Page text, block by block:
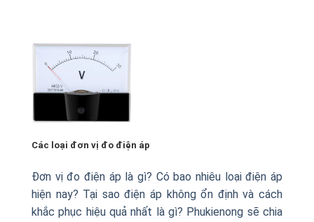
Các loại đơn vị đo điện áp
Đơn vị đo điện áp là gì? Có bao nhiêu loại điện áp
hiện nay? Tại sao điện áp không ổn định và cách
khắc phục hiệu quả nhất là gì? Phukienong sẽ chia